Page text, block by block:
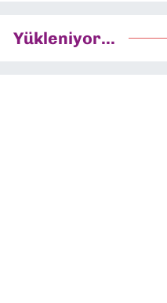
Yükleniyor...